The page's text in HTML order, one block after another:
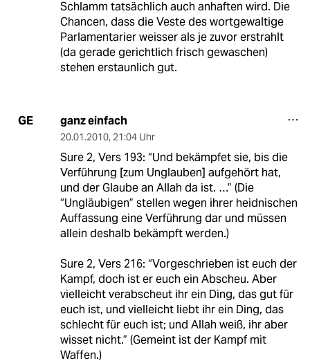
Schlamm tatsächlich auch anhaften wird. Die
Chancen, dass die Veste des wortgewaltige
Parlamentarier weisser als je zuvor erstrahlt
(da gerade gerichtlich frisch gewaschen)
stehen erstaunlich gut.
GE ganz einfach
20.01.2010, 21:04 Uhr
Sure 2, Vers 193: “Und bekämpfet sie, bis die
Verführung [zum Unglauben] aufgehört hat,
und der Glaube an Allah da ist. …” (Die
“Ungläubigen” stellen wegen ihrer heidnischen
Auffassung eine Verführung dar und müssen
allein deshalb bekämpft werden.)
Sure 2, Vers 216: “Vorgeschrieben ist euch der
Kampf, doch ist er euch ein Abscheu. Aber
vielleicht verabscheut ihr ein Ding, das gut für
euch ist, und vielleicht liebt ihr ein Ding, das
schlecht für euch ist; und Allah weiß, ihr aber
wisset nicht.” (Gemeint ist der Kampf mit
Waffen.)